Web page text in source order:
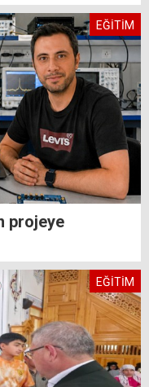
EĞİTİM
projeye
EĞİTİM